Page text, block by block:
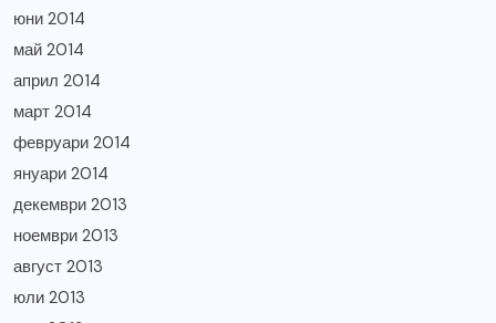
юни 2014
май 2014
април 2014
март 2014
февруари 2014
януари 2014
декември 2013
ноември 2013
август 2013
юли 2013